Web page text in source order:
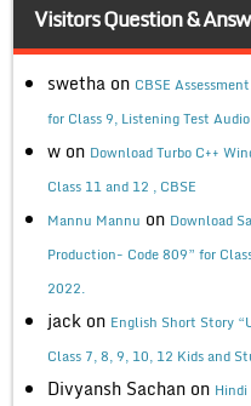
Visitors Question &
swetha on CBSE
for Class 9, Listening Test
w on Download Turbo C++
Class 11 and 12 , CBSE
Mannu Mannu on Download
Production- Code 809” for
2022.
jack on English Short Story
Class 7, 8, 9, 10, 12 Kids and
Divyansh Sachan on Hindi